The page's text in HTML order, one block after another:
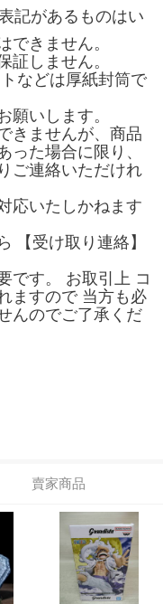
記があるものはい
できません。
証しません。
などは厚紙封筒で
願いします。
きませんが、商品
った場合に限り、
ご連絡いただけれ
応いたしかねます
【受け取り連絡】
です。 お取引上 コ
ますので 当方も必
んのでご了承くだ
賣家商品